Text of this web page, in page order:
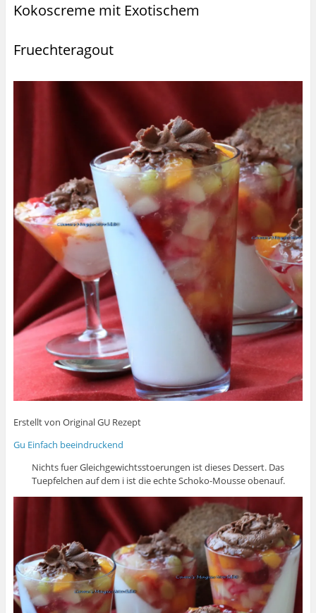
Kokoscreme mit Exotischem
Fruechteragout
Erstellt von Original GU Rezept
Gu Einfach beeindruckend
Nichts fuer Gleichgewichtsstoerungen ist dieses Dessert. Das
Tuepfelchen auf dem i ist die echte Schoko-Mousse obenauf.